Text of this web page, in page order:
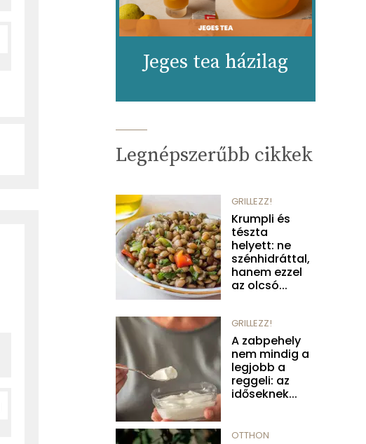
Jeges tea házilag
Legnépszerűbb cikkek
GRILLEZZ!
Krumpli és
tészta
helyett: ne
szénhidráttal,
hanem ezzel
az olcsó...
GRILLEZZ!
A zabpehely
nem mindig a
legjobb a
reggeli: az
időseknek...
OTTHON